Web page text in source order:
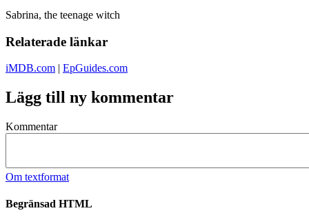
Sabrina, the teenage witch
Relaterade länkar
iMDB.com | EpGuides.com
Lägg till ny kommentar
Kommentar
Om textformat
Begränsad HTML